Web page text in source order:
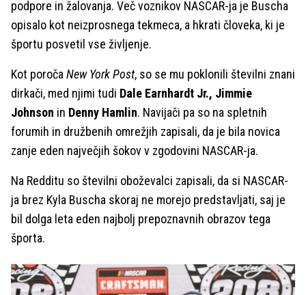
podpore in žalovanja. Več voznikov NASCAR-ja je Buscha
opisalo kot neizprosnega tekmeca, a hkrati človeka, ki je
športu posvetil vse življenje.
Kot poroča New York Post, so se mu poklonili številni znani
dirkači, med njimi tudi Dale Earnhardt Jr., Jimmie
Johnson in Denny Hamlin. Navijači pa so na spletnih
forumih in družbenih omrežjih zapisali, da je bila novica
zanje eden največjih šokov v zgodovini NASCAR-ja.
Na Redditu so številni oboževalci zapisali, da si NASCAR-
ja brez Kyla Buscha skoraj ne morejo predstavljati, saj je
bil dolga leta eden najbolj prepoznavnih obrazov tega
športa.